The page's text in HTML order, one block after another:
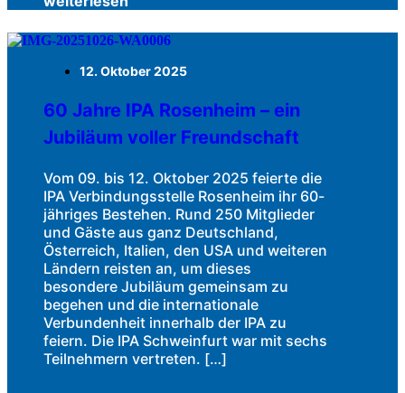
12. Oktober 2025
60 Jahre IPA Rosenheim – ein
Jubiläum voller Freundschaft
Vom 09. bis 12. Oktober 2025 feierte die
IPA Verbindungsstelle Rosenheim ihr 60-
jähriges Bestehen. Rund 250 Mitglieder
und Gäste aus ganz Deutschland,
Österreich, Italien, den USA und weiteren
Ländern reisten an, um dieses
besondere Jubiläum gemeinsam zu
begehen und die internationale
Verbundenheit innerhalb der IPA zu
feiern. Die IPA Schweinfurt war mit sechs
Teilnehmern vertreten. […]